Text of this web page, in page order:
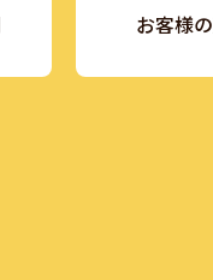
お客様